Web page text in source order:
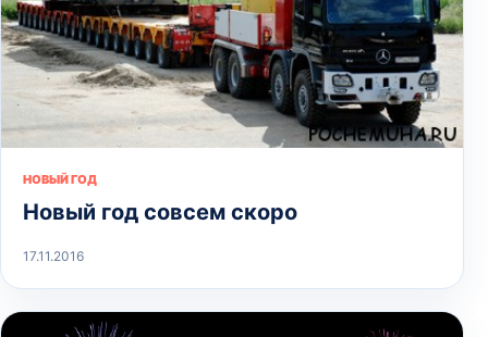
НОВЫЙ ГОД
Новый год совсем скоро
17.11.2016